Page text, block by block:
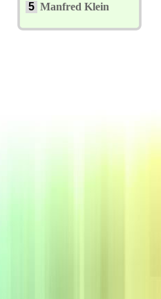
5 Manfred Klein